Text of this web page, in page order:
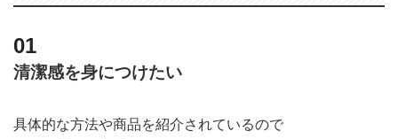
清潔感を身につけたい
具体的な方法や商品を紹介されているので